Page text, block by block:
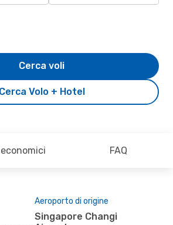
Cerca Volo + Hotel
Cerca voli
FAQ
Aeroporto di origine
Singapore Changi